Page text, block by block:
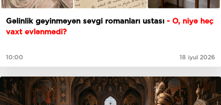
Gəlinlik geyinməyən sevgi romanları ustası - O, niyə heç
vaxt evlənmədi?
10:00 18 iyul 2026